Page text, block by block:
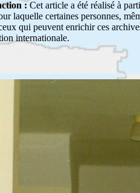
:Cet article a été réalisé à
laquelle certaines personnes,
qui peuvent enrichir ces
internationale.